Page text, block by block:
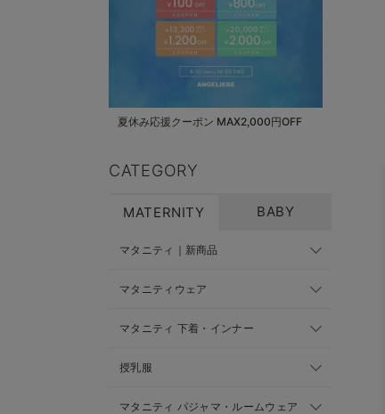
夏休み応援クーポン MAX2,000円OFF
CATEGORY
MATERNITY BABY
マタニティ｜新商品
マタニティウェア
マタニティ 下着・インナー
授乳服
マタニティ パジャマ・ルームウェア